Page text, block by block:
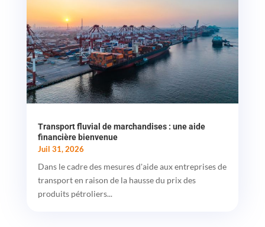
Transport fluvial de marchandises : une aide
financière bienvenue
Juil 31, 2026
Dans le cadre des mesures d'aide aux entreprises de
transport en raison de la hausse du prix des
produits pétroliers...